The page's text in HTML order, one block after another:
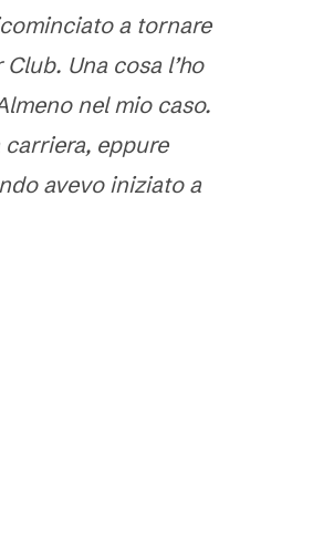
a tornare
Una cosa l’ho
nel mio caso.
eppure
avevo iniziato a